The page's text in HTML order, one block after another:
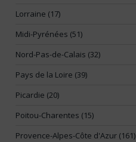
Lorraine (17)
Midi-Pyrénées (51)
Nord-Pas-de-Calais (32)
Pays de la Loire (39)
Picardie (20)
Poitou-Charentes (15)
Provence-Alpes-Côte d'Azur (161)